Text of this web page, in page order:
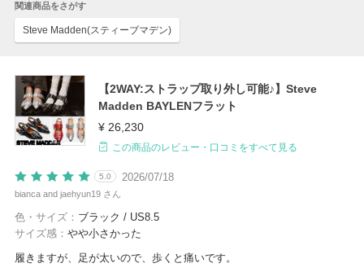
関連商品をさがす
Steve Madden(スティーブマデン)
【2WAY:ストラップ取り外し可能♪】Steve
Madden BAYLENフラット
¥ 26,230
この商品のレビュー・口コミをすべて見る
2026/07/18
5.0
bianca and jaehyun19 さん
色・サイズ： ブラック / US8.5
サイズ感： やや小さかった
履きますが、足が太いので、歩くと痛いです。